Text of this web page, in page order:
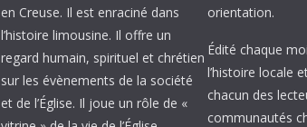
en Creuse. Il est enraciné dans
l’histoire limousine. Il offre un
regard humain, spirituel et chrétien
sur les évènements de la société
et de l’Église. Il joue un rôle de «
orientation.
Édité chaque
l’histoire locale
chacun des
communautés